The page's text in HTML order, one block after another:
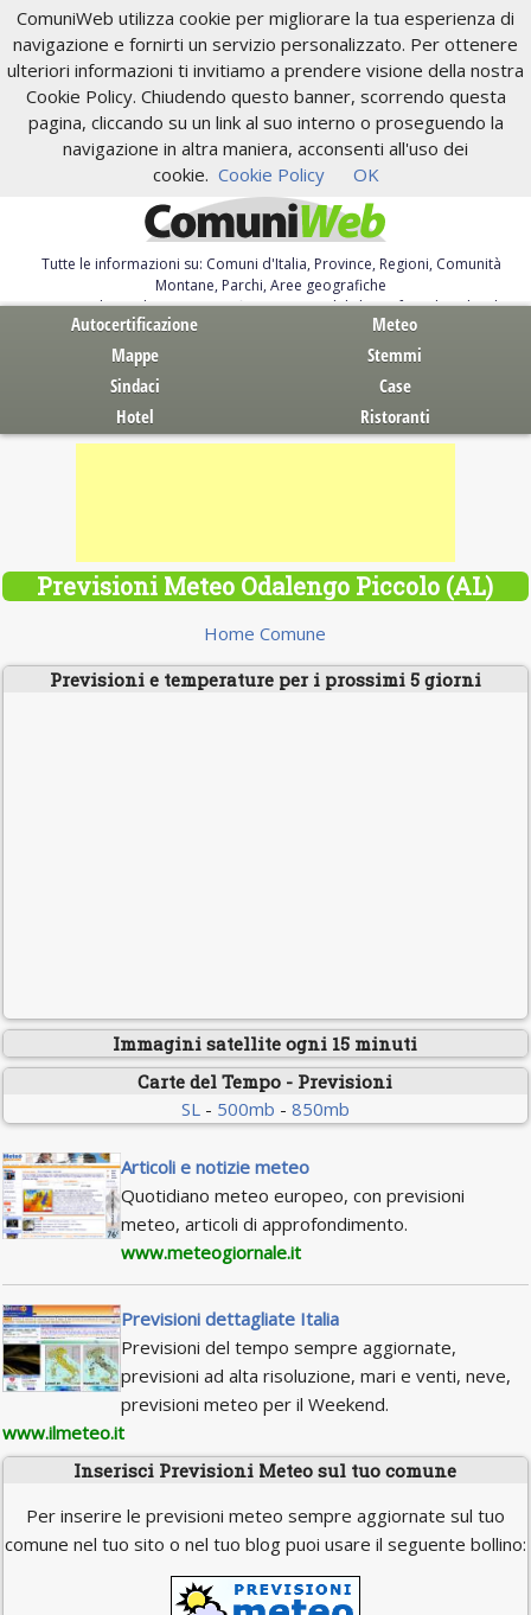
ComuniWeb utilizza cookie per migliorare la tua esperienza di
navigazione e fornirti un servizio personalizzato. Per ottenere
ulteriori informazioni ti invitiamo a prendere visione della nostra
Cookie Policy. Chiudendo questo banner, scorrendo questa
pagina, cliccando su un link al suo interno o proseguendo la
navigazione in altra maniera, acconsenti all'uso dei
cookie. Cookie Policy OK
Tutte le informazioni su: Comuni d'Italia, Province, Regioni, Comunità
Montane, Parchi, Aree geografiche
Servizi al Cittadino. Autocertificazione, moduli, leggi, free download
Autocertificazione
Meteo
Mappe
Stemmi
Sindaci
Case
Hotel
Ristoranti
Previsioni Meteo Odalengo Piccolo (AL)
Home Comune
Previsioni e temperature per i prossimi 5 giorni
Immagini satellite ogni 15 minuti
Carte del Tempo - Previsioni
SL- 500mb - 850mb
Articoli e notizie meteo
Quotidiano meteo europeo, con previsioni
meteo, articoli di approfondimento.
www.meteogiornale.it
Previsioni dettagliate Italia
Previsioni del tempo sempre aggiornate,
previsioni ad alta risoluzione, mari e venti, neve,
previsioni meteo per il Weekend.
www.ilmeteo.it
Inserisci Previsioni Meteo sul tuo comune
Per inserire le previsioni meteo sempre aggiornate sul tuo
comune nel tuo sito o nel tuo blog puoi usare il seguente bollino: